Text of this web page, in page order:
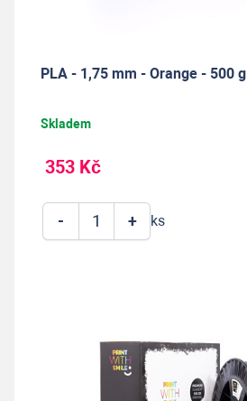
PLA - 1,75 mm - Orange - 500 g
Skladem
353 Kč
+
- ks